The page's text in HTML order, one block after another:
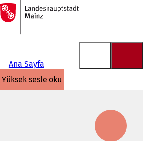
İçeriğe atla
Ana
sayfaya
Ana Sayfa
yüksek sesle oku